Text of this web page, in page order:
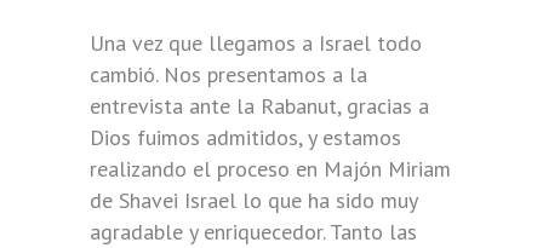
Una vez que llegamos a Israel todo
cambió. Nos presentamos a la
entrevista ante la Rabanut, gracias a
Dios fuimos admitidos, y estamos
realizando el proceso en Majón Miriam
de Shavei Israel lo que ha sido muy
agradable y enriquecedor. Tanto las